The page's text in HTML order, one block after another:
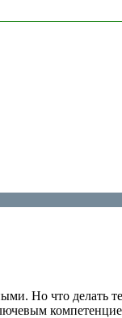
Но что делать